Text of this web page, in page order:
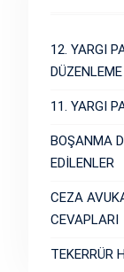
12. YARGI
DÜZENLEME
11. YARGI
BOŞANMA
EDİLENLER
CEZA
CEVAPLARI
TEKERRÜR